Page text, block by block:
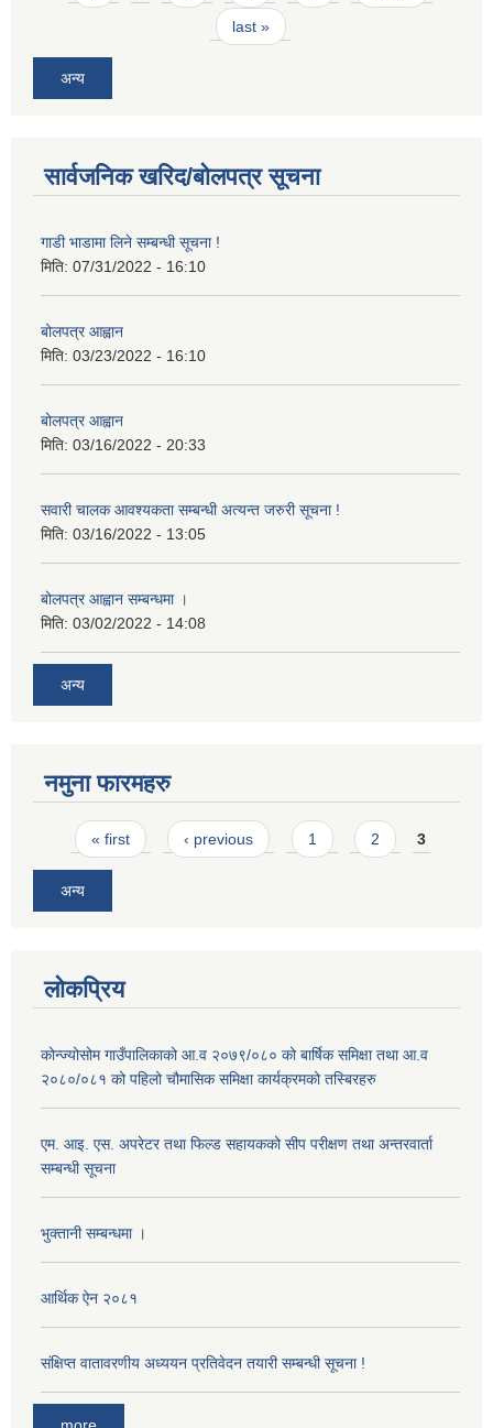
last »
अन्य
सार्वजनिक खरिद/बोलपत्र सूचना
गाडी भाडामा लिने सम्बन्धी सूचना !
मिति: 07/31/2022 - 16:10
बोलपत्र आह्वान
मिति: 03/23/2022 - 16:10
बोलपत्र आह्वान
मिति: 03/16/2022 - 20:33
सवारी चालक आवश्यकता सम्बन्धी अत्यन्त जरुरी सूचना !
मिति: 03/16/2022 - 13:05
बोलपत्र आह्वान सम्बन्धमा ।
मिति: 03/02/2022 - 14:08
अन्य
नमुना फारमहरु
Pages
« first ‹ previous 1 2 3
अन्य
लोकप्रिय
कोन्ज्योसोम गाउँपालिकाको आ.व २०७९/०८० को बार्षिक समिक्षा तथा आ.व
२०८०/०८१ को पहिलो चौमासिक समिक्षा कार्यक्रमको तस्बिरहरु
एम. आइ. एस. अपरेटर तथा फिल्ड सहायकको सीप परीक्षण तथा अन्तरवार्ता
सम्बन्धी सूचना
भुक्तानी सम्बन्धमा ।
आर्थिक ऐन २०८१
संक्षिप्त वातावरणीय अध्ययन प्रतिवेदन तयारी सम्बन्धी सूचना !